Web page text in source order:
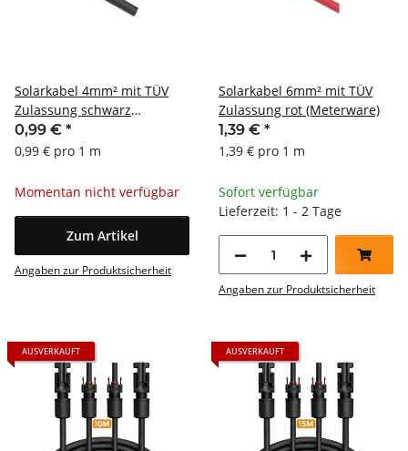
Solarkabel 4mm² mit TÜV
Zulassung schwarz
(Meterware)
0,99 € *
0,99 € pro 1 m
Momentan nicht verfügbar
Zum Artikel
Angaben zur Produktsicherheit
Solarkabel 6mm² mit TÜV
Zulassung rot (Meterware)
1,39 € *
1,39 € pro 1 m
Sofort verfügbar
Lieferzeit: 1 - 2 Tage
Angaben zur Produktsicherheit
AUSVERKAUFT AUSVERKAUFT